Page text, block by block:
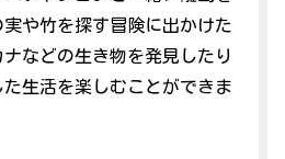
や竹を探す冒険に出かけた
などの生き物を発見したり
生活を楽しむことができま